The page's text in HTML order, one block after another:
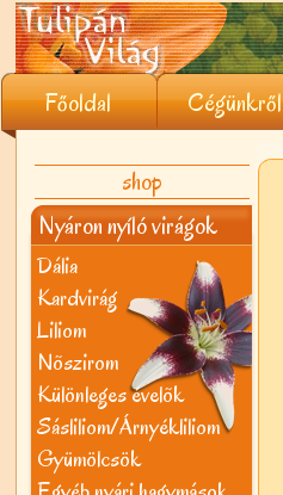
Főoldal Cégünkről
shop
Nyáron nyíló virágok
Dália
Kardvirág
Liliom
Nõszirom
Különleges évelõk
Sásliliom/Árnyékliliom
Gyümölcsök